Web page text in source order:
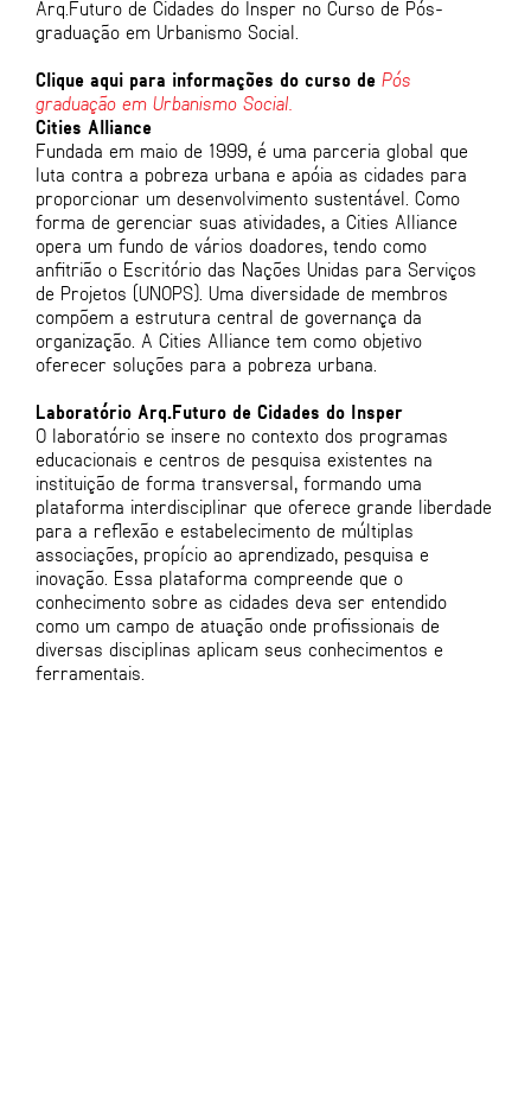
Arq.Futuro de Cidades do Insper no Curso de Pós-
graduação em Urbanismo Social.
Clique aqui para informações do curso de Pós
graduação em Urbanismo Social.
Cities Alliance
Fundada em maio de 1999, é uma parceria global que
luta contra a pobreza urbana e apóia as cidades para
proporcionar um desenvolvimento sustentável. Como
forma de gerenciar suas atividades, a Cities Alliance
opera um fundo de vários doadores, tendo como
anfitrião o Escritório das Nações Unidas para Serviços
de Projetos (UNOPS). Uma diversidade de membros
compõem a estrutura central de governança da
organização. A Cities Alliance tem como objetivo
oferecer soluções para a pobreza urbana.
Laboratório Arq.Futuro de Cidades do Insper
O laboratório se insere no contexto dos programas
educacionais e centros de pesquisa existentes na
instituição de forma transversal, formando uma
plataforma interdisciplinar que oferece grande liberdade
para a reflexão e estabelecimento de múltiplas
associações, propício ao aprendizado, pesquisa e
inovação. Essa plataforma compreende que o
conhecimento sobre as cidades deva ser entendido
como um campo de atuação onde profissionais de
diversas disciplinas aplicam seus conhecimentos e
ferramentais.